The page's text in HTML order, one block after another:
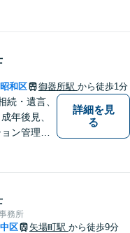
るい未来
いきまし
も対応】
和区 御器所駅 から徒歩1分
続・遺言、
年後見、
ン管理な
速な対応
。【完全
用可】
詳細を見
る
務所
区 矢場町駅 から徒歩9分